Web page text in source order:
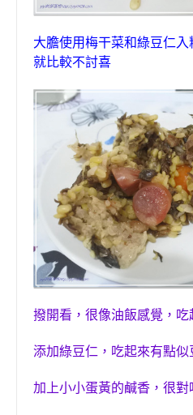
大膽使用梅干菜和綠豆仁
就比較不討喜
撥開看 ， 很像油飯感覺 ， 吃
添加綠豆仁 ， 吃起來有點似
加上小小蛋黃的鹹香，很對